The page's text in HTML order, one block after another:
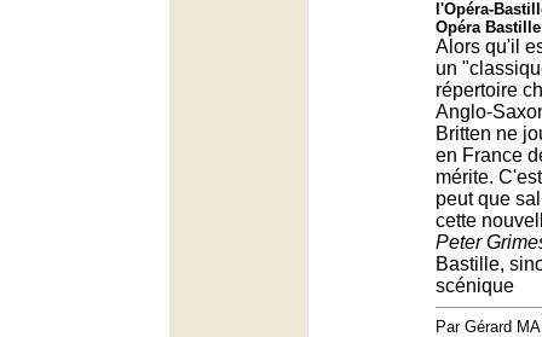
l'Opéra-
Opéra
Alors qu'il
un
répertoire
Anglo-
Britten ne
en France
mérite.
peut que
cette
Peter
Bastille,
scénique
Par Gérard